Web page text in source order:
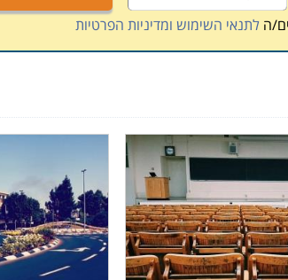
הלתנאי השימוש ומדיניות הפרטיות